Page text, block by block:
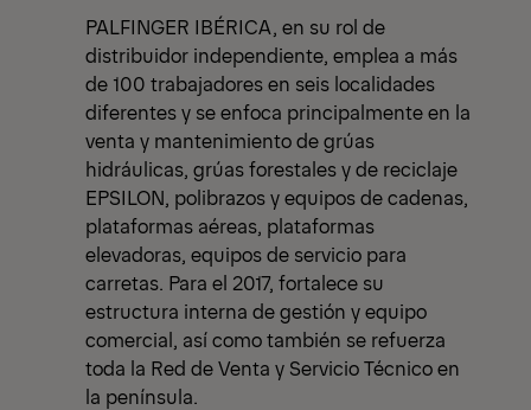
PALFINGER IBÉRICA, en su rol de
distribuidor independiente, emplea a más
de 100 trabajadores en seis localidades
diferentes y se enfoca principalmente en la
venta y mantenimiento de grúas
hidráulicas, grúas forestales y de reciclaje
EPSILON, polibrazos y equipos de cadenas,
plataformas aéreas, plataformas
elevadoras, equipos de servicio para
carretas. Para el 2017, fortalece su
estructura interna de gestión y equipo
comercial, así como también se refuerza
toda la Red de Venta y Servicio Técnico en
la península.